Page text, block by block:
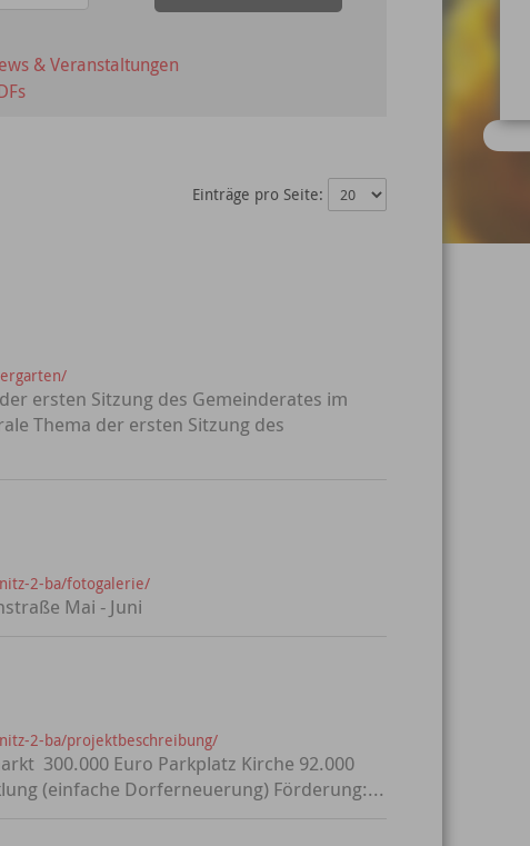
& Veranstaltungen
Einträge pro Seite:
ersten Sitzung des Gemeinderates im
Thema der ersten Sitzung des
2-ba/fotogalerie/
Mai - Juni
2-ba/projektbeschreibung/
300.000 Euro Parkplatz Kirche 92.000
(einfache Dorferneuerung) Förderung:...